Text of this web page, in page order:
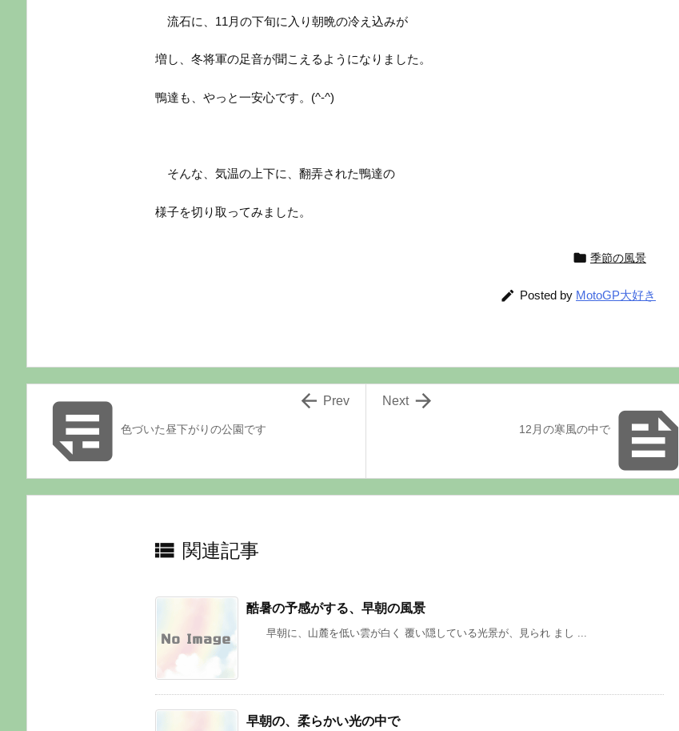
流石に、11月の下旬に入り朝晩の冷え込みが
増し、冬将軍の足音が聞こえるようになりました。
鴨達も、やっと一安心です。(^-^)
そんな、気温の上下に、翻弄された鴨達の
様子を切り取ってみました。
 季節の風景
 Posted by MotoGP大好き

12月の寒風の中で

Next
色づいた昼下がりの公園です
 Prev
 関連記事
酷暑の予感がする、早朝の風景
早朝に、山麓を低い雲が白く 覆い隠している光景が、見られ まし ...
早朝の、柔らかい光の中で